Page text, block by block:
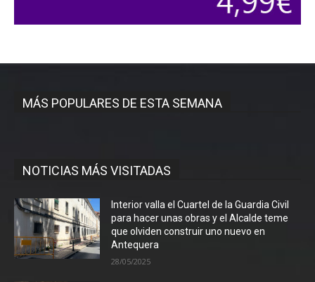
MÁS POPULARES DE ESTA SEMANA
NOTICIAS MÁS VISITADAS
Interior valla el Cuartel de la Guardia Civil
para hacer unas obras y el Alcalde teme
que olviden construir uno nuevo en
Antequera
28/05/2025